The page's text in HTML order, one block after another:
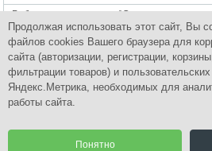
Раб. темпер. диапазон,°С
Класс точности
Масса весов, кг
Комплексное снабжение
Продолжая использовать этот сайт, Вы
файлов cookies Вашего браузера для
сайта (авторизации, регистрации,
фильтрации товаров) и
Яндекс.Метрика, необходимых для
работы сайта.
Понятно